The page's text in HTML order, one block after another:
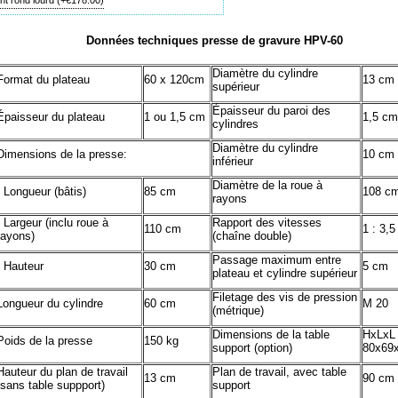
Données techniques presse de gravure HPV-60
du plateau 60 x 120cm
Diamètre du cylindre
supérieur
13 cm
du plateau 1 ou 1,5 cm
Épaisseur du paroi des
cylindres
1,5 cm
de la presse:
Diamètre du cylindre
inférieur
10 cm
Longueur (bâtis) 85 cm
Diamètre de la roue à
rayons
108
Largeur (inclu roue à
110 cm
Rapport des vitesses
(chaîne double)
1 : 3,5
Hauteur 30 cm
Passage maximum entre
plateau et cylindre supérieur
5 cm
du cylindre 60 cm
Filetage des vis de pression
(métrique)
M 20
de la presse 150 kg
Dimensions de la table
support (option)
HxLxL
du plan de travail
table suppport)
13 cm
Plan de travail, avec table
support
90 cm